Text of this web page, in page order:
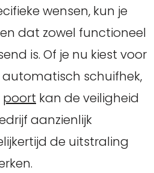
wensen, kun je
dat zowel functioneel
is. Of je nu kiest voor
schuifhek,
poort kan de veiligheid
aanzienlijk
de uitstraling